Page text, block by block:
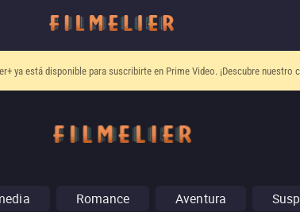
ya está disponible para suscribirte en Prime Video. ¡Descubre nuestro
Romance Aventura